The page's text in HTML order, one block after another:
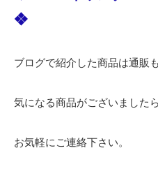
❖
ブログで紹介した商品は通販
気になる商品がございましたら
お気軽にご連絡下さい。